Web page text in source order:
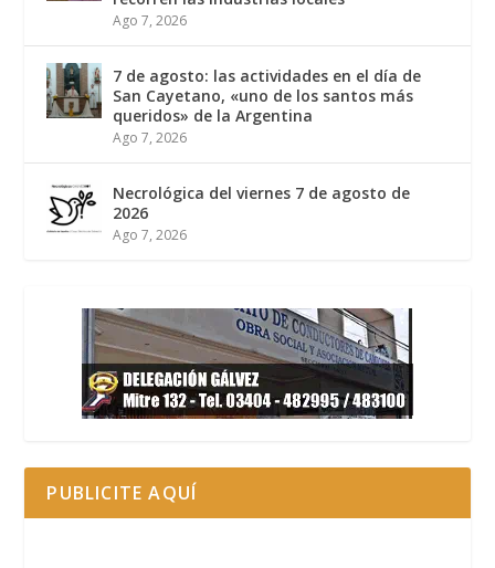
Ago 7, 2026
7 de agosto: las actividades en el día de
San Cayetano, «uno de los santos más
queridos» de la Argentina
Ago 7, 2026
Necrológica del viernes 7 de agosto de
2026
Ago 7, 2026
PUBLICITE AQUÍ